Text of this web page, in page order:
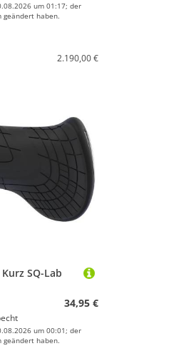
um 01:17; der
geändert haben.
2.190,00 €
SQ-Lab
34,95 €
um 00:01; der
geändert haben.